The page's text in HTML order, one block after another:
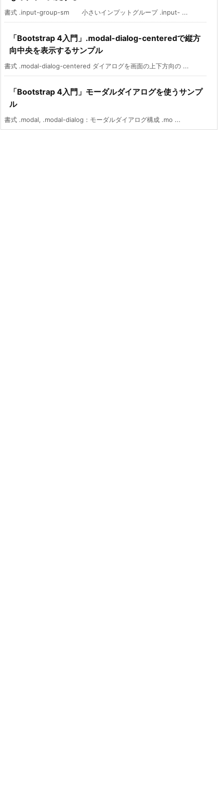
書式 .input-group-sm 小さいインプットグループ .input- ...
「Bootstrap 4入門」.modal-dialog-centeredで縦方
向中央を表示するサンプル
書式 .modal-dialog-centered ダイアログを画面の上下方向の ...
「Bootstrap 4入門」モーダルダイアログを使うサンプ
ル
書式 .modal, .modal-dialog：モーダルダイアログ構成 .mo ...